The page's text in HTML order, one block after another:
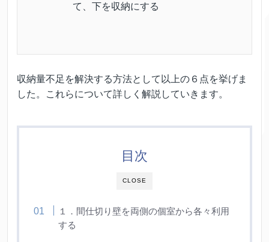
て、下を収納にする
収納量不足を解決する方法として以上の６点を挙げま
した。これらについて詳しく解説していきます。
CLOSE
目次
１．間仕切り壁を両側の個室から各々利用
する